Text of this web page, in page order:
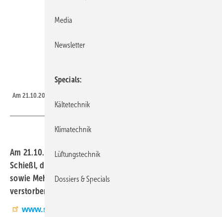
Am 21.10.2022 ist Karl-Georg Schießl verstorben.
Am 21.10.2022 ist im Alter von 86 Jahren Carl-Georg
Schießl, der langjährige technischer Leiter und Prokurist
sowie Mehrheitsgesellschafter der Robert Schiessl GmbH
verstorben. (RM)
www.schiessl-kaelte.de
Media
Newsletter
Specials
Kältetechnik
Klimatechnik
Lüftungstechnik
Dossiers & Specials